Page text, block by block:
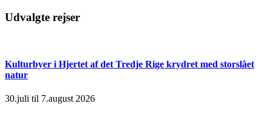
Udvalgte rejser
Kulturbyer i Hjertet af det Tredje Rige krydret med storslået
natur
30.juli til 7.august 2026